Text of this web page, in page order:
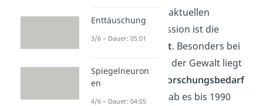
Ein Hauptgebiet der aktuellen
Forschung zu Aggression ist die
Forschung zu
Gewalt. Besonders bei
spezifischen Formen der Gewalt liegt
hier oft ein großer
Forschungsbedarf
vor. Beispielsweise gab es bis 1990
Enttäuschung
3/6 – Dauer: 05:01
Spiegelneuron
en
4/6 – Dauer: 04:05